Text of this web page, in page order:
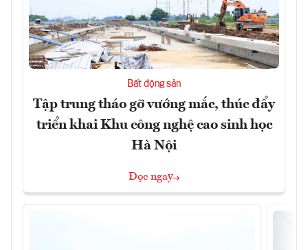
Bất động sản
Tập trung tháo gỡ vướng mắc, thúc đẩy
triển khai Khu công nghệ cao sinh học
Hà Nội
Đọc ngay